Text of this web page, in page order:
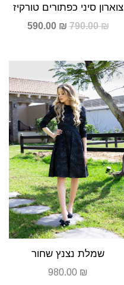
צוארון סיני כפתורים טורקיז
790.00₪
590.00 ₪
שמלת נצנץ שחור
980.00 ₪